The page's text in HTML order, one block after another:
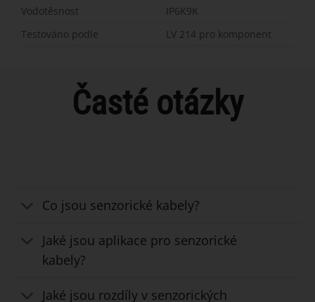
Vodotěsnost
IP6K9K
Testováno podle
LV 214 pro komponent
Časté otázky
Co jsou senzorické kabely?
Jaké jsou aplikace pro senzorické
kabely?
Jaké jsou rozdíly v senzorických